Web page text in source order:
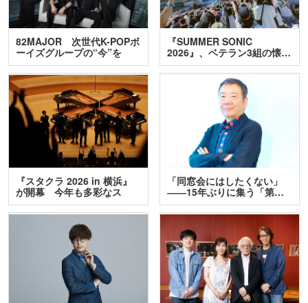
82MAJOR 次世代K-POPボ
ーイズグループの“今”を
訊…
『SUMMER SONIC
2026』、ベテラン3組の懐…
『スタクラ 2026 in 横浜』
が開幕 今年も多彩なス
テ…
「同窓会にはしたくない」
――15年ぶりに集う「第…